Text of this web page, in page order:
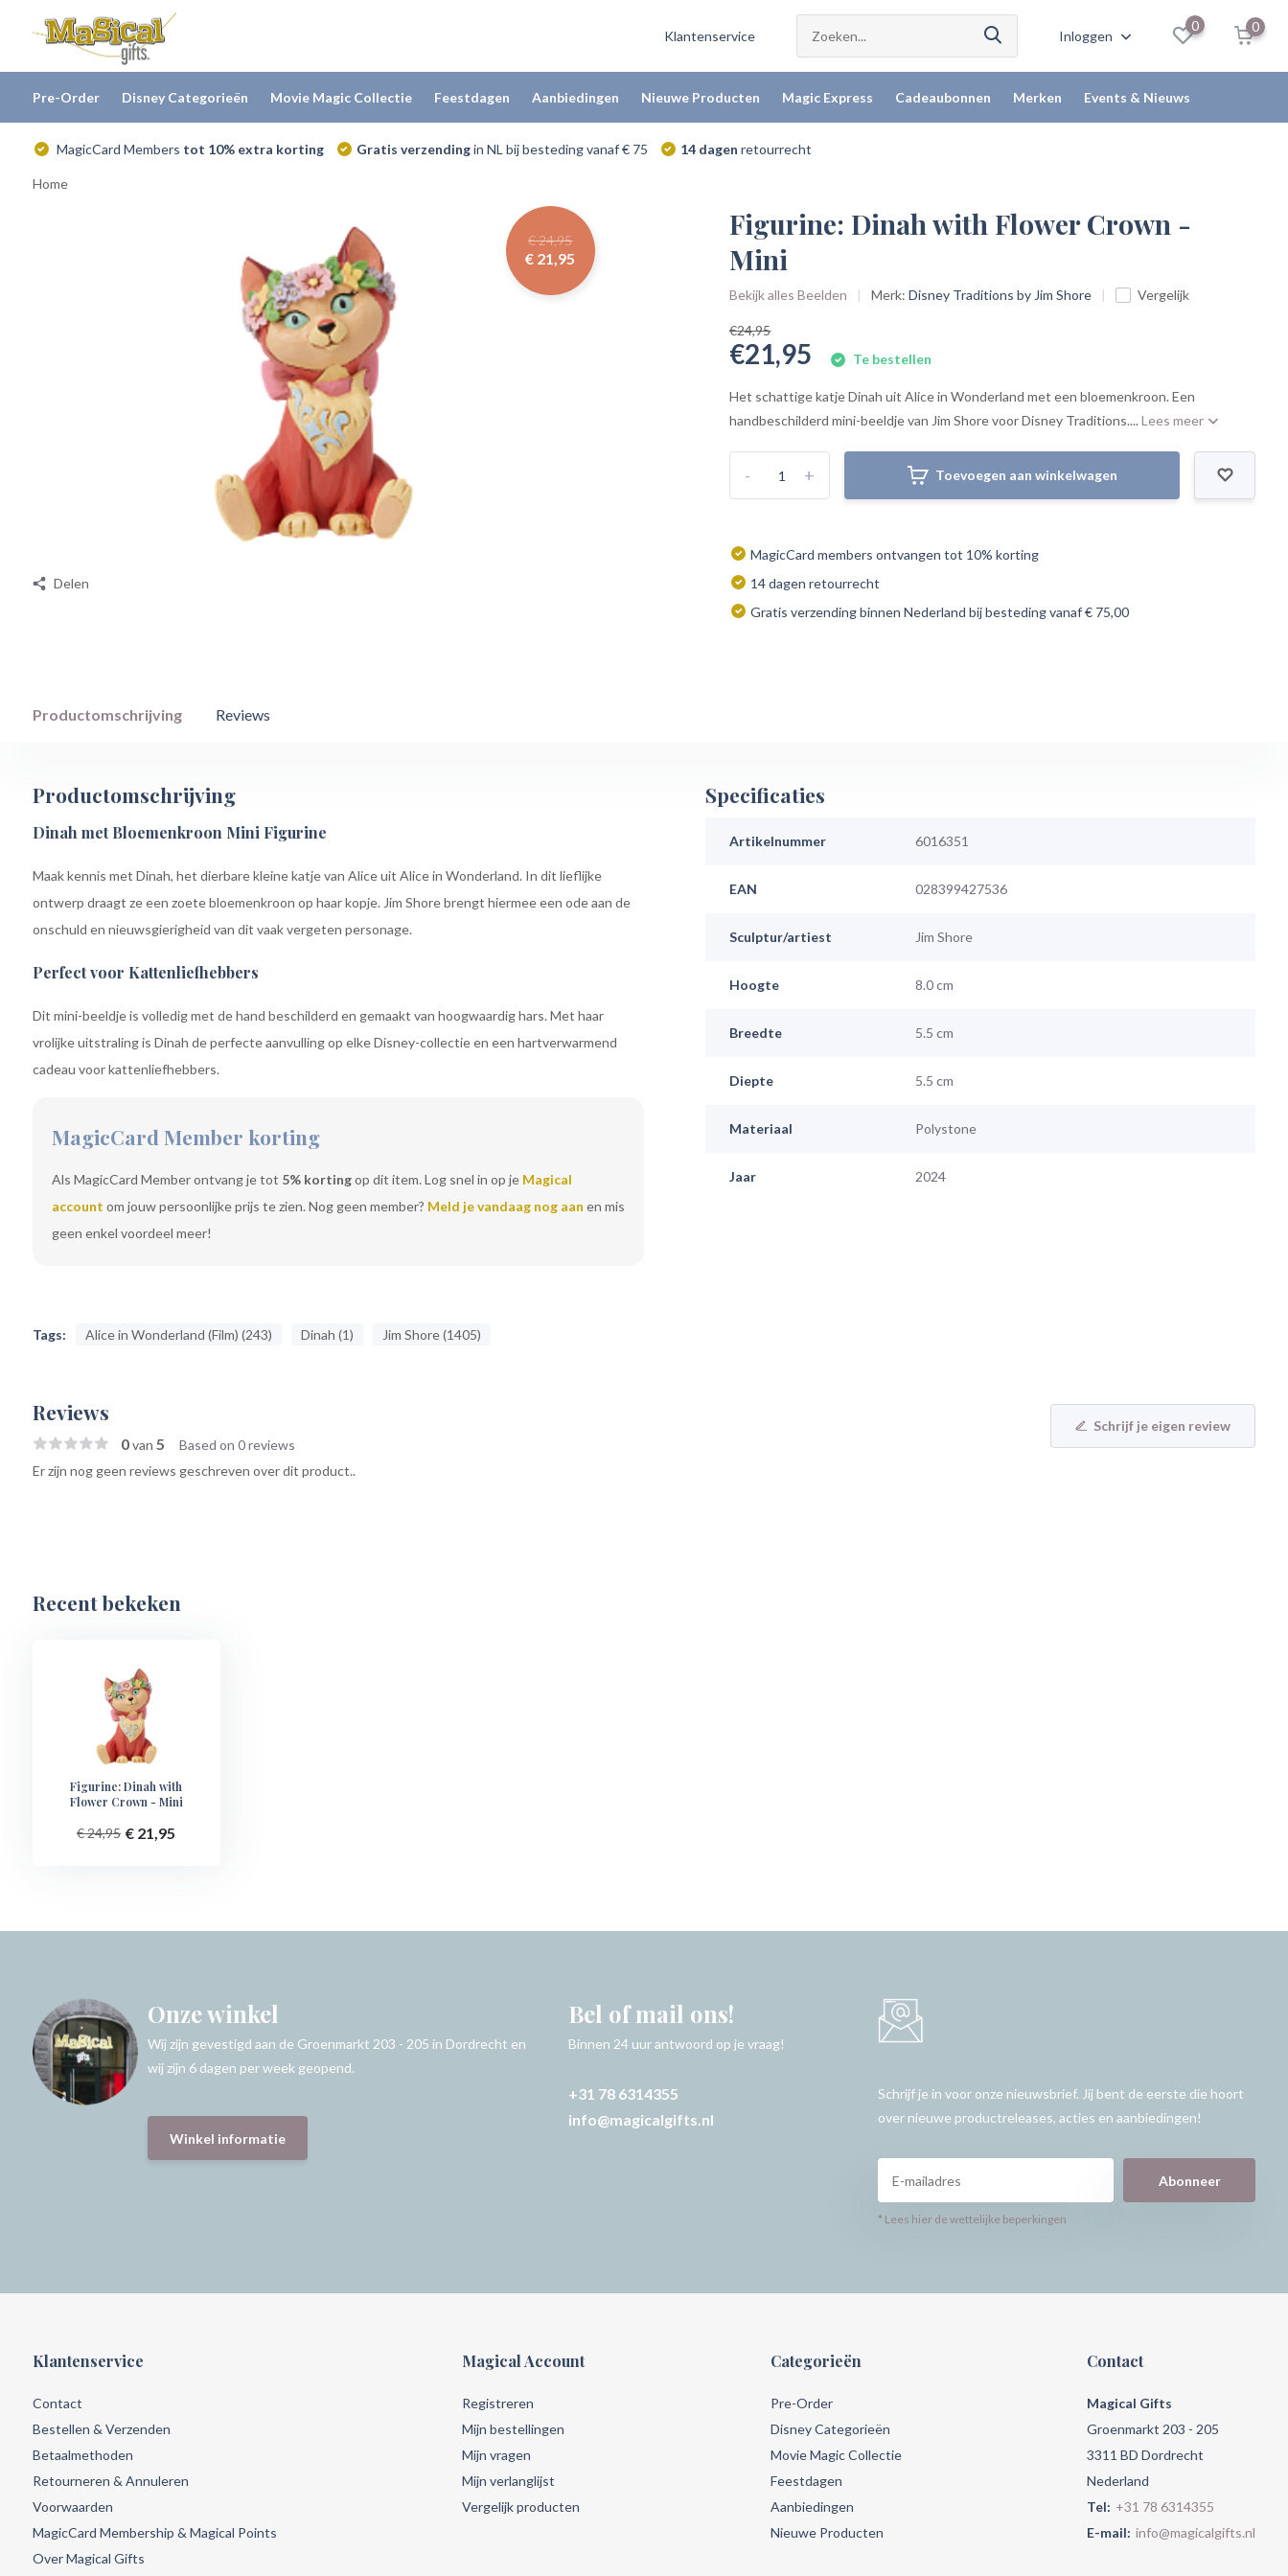
Klantenservice Inloggen
0 0
Pre-Order Disney Categorieën Movie Magic Collectie Feestdagen Aanbiedingen Nieuwe Producten Magic Express Cadeaubonnen Merken Events & Nieuws
MagicCard Members tot 10% extra korting Gratis verzendingin NL bij besteding vanaf € 75 14 dagen retourrecht
Home
€ 24,95
€ 21,95
Delen
Figurine: Dinah with Flower Crown -
Mini
Bekijk alles Beelden Merk:Disney Traditions by Jim Shore Vergelijk
€24,95
€21,95 Te bestellen
Het schattige katje Dinah uit Alice in Wonderland met een bloemenkroon. Een
handbeschilderd mini-beeldje van Jim Shore voor Disney Traditions....Lees meer
+
- Toevoegen aan winkelwagen
MagicCard members ontvangen tot 10% korting
14 dagen retourrecht
Gratis verzending binnen Nederland bij besteding vanaf € 75,00
Productomschrijving Reviews
Productomschrijving
Dinah met Bloemenkroon Mini Figurine
Maak kennis met Dinah, het dierbare kleine katje van Alice uit Alice in Wonderland. In dit lieflijke
ontwerp draagt ze een zoete bloemenkroon op haar kopje. Jim Shore brengt hiermee een ode aan de
onschuld en nieuwsgierigheid van dit vaak vergeten personage.
Perfect voor Kattenliefhebbers
Dit mini-beeldje is volledig met de hand beschilderd en gemaakt van hoogwaardig hars. Met haar
vrolijke uitstraling is Dinah de perfecte aanvulling op elke Disney-collectie en een hartverwarmend
cadeau voor kattenliefhebbers.
MagicCard Member korting
Als MagicCard Member ontvang je tot 5% kortingop dit item. Log snel in op je Magical
account om jouw persoonlijke prijs te zien. Nog geen member? Meld je vandaag nog aan en mis
geen enkel voordeel meer!
Tags: Alice in Wonderland (Film) (243) Dinah (1) Jim Shore (1405)
Specificaties
Artikelnummer 6016351
EAN 028399427536
Sculptur/artiest Jim Shore
Hoogte 8.0 cm
Breedte 5.5 cm
Diepte 5.5 cm
Materiaal Polystone
Jaar 2024
Reviews
0van 5 Based on 0 reviews
Schrijf je eigen review
Er zijn nog geen reviews geschreven over dit product..
Recent bekeken
Figurine: Dinah with
Flower Crown - Mini
€ 24,95 € 21,95
Onze winkel
Wij zijn gevestigd aan de Groenmarkt 203 - 205 in Dordrecht en
wij zijn 6 dagen per week geopend.
Winkel informatie
Bel of mail ons!
Binnen 24 uur antwoord op je vraag!
+31 78 6314355
info@magicalgifts.nl
Schrijf je in voor onze nieuwsbrief. Jij bent de eerste die hoort
over nieuwe productreleases, acties en aanbiedingen!
Abonneer
* Lees hier de wettelijke beperkingen
Klantenservice
Contact
Bestellen & Verzenden
Betaalmethoden
Retourneren & Annuleren
Voorwaarden
MagicCard Membership & Magical Points
Over Magical Gifts
Magical Account
Registreren
Mijn bestellingen
Mijn vragen
Mijn verlanglijst
Vergelijk producten
Categorieën
Pre-Order
Disney Categorieën
Movie Magic Collectie
Feestdagen
Aanbiedingen
Nieuwe Producten
Contact
Magical Gifts
Groenmarkt 203 - 205
3311 BD Dordrecht
Nederland
Tel: +31 78 6314355
E-mail: info@magicalgifts.nl